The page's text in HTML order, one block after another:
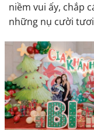
niềm vui ấy, chắp
những nụ cười